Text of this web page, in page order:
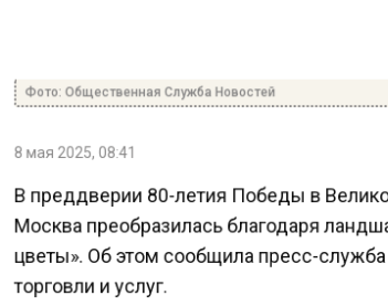
Фото: Общественная Служба Новостей
8 мая 2025, 08:41
В преддверии 80-летия Победы в
Москва преобразилась благодаря
цветы». Об этом сообщила пресс-служба
торговли и услуг.